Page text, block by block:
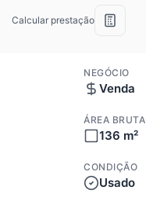
Calcular prestação
NEGÓCIO
Venda
ÁREA BRUTA
136 m²
CONDIÇÃO
Usado